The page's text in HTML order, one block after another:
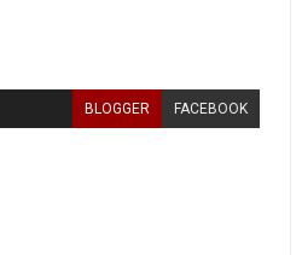
BLOGGER FACEBOOK